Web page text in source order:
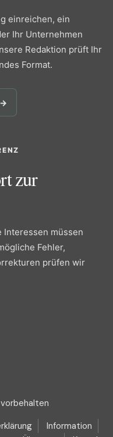
einreichen, ein
Ihr Unternehmen
Redaktion prüft Ihr
Format.
→
zur
Interessen müssen
Fehler,
prüfen wir
Information